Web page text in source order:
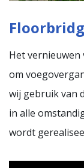
Het vernieuwen
om
wij gebruik van
in alle
wordt